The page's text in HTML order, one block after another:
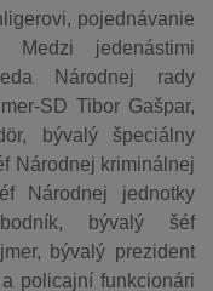
pojednávanie
jedenástimi
Národnej rady
SD Tibor Gašpar,
bývalý špeciálny
Národnej kriminálnej
Národnej jednotky
bývalý šéf
bývalý prezident
policajní funkcionári